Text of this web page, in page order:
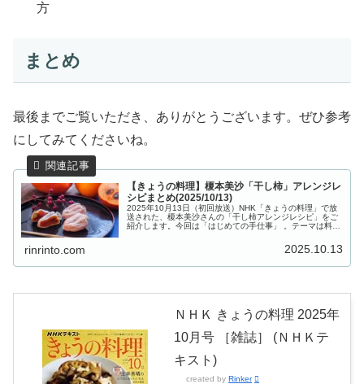
方
まとめ
最後までご覧いただき、ありがとうございます。ぜひ参考
にしてみてくださいね。
【きょうの料理】榎本美沙「干し柿」アレンジレ
シピまとめ(2025/10/13)
2025年10月13日（初回放送）NHK「きょうの料理」で放
送された、榎本美沙さんの「干し柿アレンジレシピ」をご
紹介します。今回は「はじめての手仕事」 。テーマは料理
rinrinto.com 2025.10.13
ＮＨＫ きょうの料理 2025年
10月号 ［雑誌］ (ＮＨＫテ
キスト)
created by Rinker